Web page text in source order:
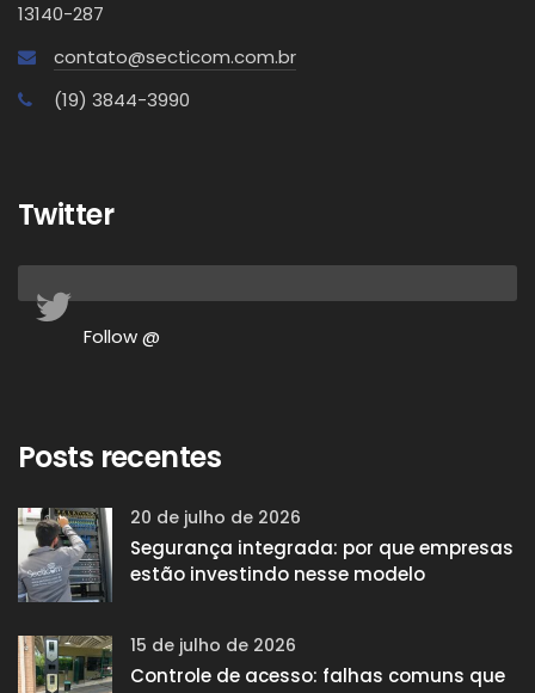
13140-287
contato@secticom.com.br
(19) 3844-3990
Twitter
Follow @
Posts recentes
20 de julho de 2026
Segurança integrada: por que empresas
estão investindo nesse modelo
15 de julho de 2026
Controle de acesso: falhas comuns que